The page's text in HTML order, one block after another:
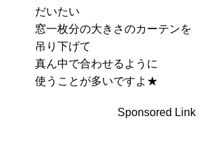
だいたい
窓一枚分の大きさのカーテンを
吊り下げて
真ん中で合わせるように
使うことが多いですよ★
Sponsored Link